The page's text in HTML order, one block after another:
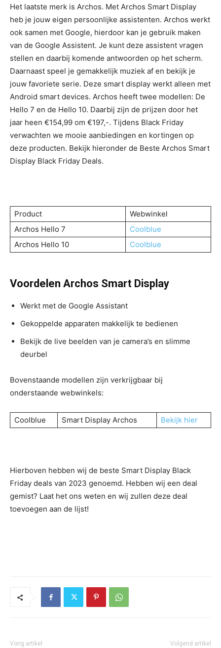
Het laatste merk is Archos. Met Archos Smart Display
heb je jouw eigen persoonlijke assistenten. Archos werkt
ook samen met Google, hierdoor kan je gebruik maken
van de Google Assistent. Je kunt deze assistent vragen
stellen en daarbij komende antwoorden op het scherm.
Daarnaast speel je gemakkelijk muziek af en bekijk je
jouw favoriete serie. Deze smart display werkt alleen met
Android smart devices. Archos heeft twee modellen: De
Hello 7 en de Hello 10. Daarbij zijn de prijzen door het
jaar heen €154,99 om €197,-. Tijdens Black Friday
verwachten we mooie aanbiedingen en kortingen op
deze producten. Bekijk hieronder de Beste Archos Smart
Display Black Friday Deals.
Product
Webwinkel
Archos Hello 7
Coolblue
Archos Hello 10
Coolblue
Voordelen Archos Smart Display
Werkt met de Google Assistant
Gekoppelde apparaten makkelijk te bedienen
Bekijk de live beelden van je camera’s en slimme
deurbel
Bovenstaande modellen zijn verkrijgbaar bij
onderstaande webwinkels:
Coolblue Smart Display Archos Bekijk hier
Hierboven hebben wij de beste Smart Display Black
Friday deals van 2023 genoemd. Hebben wij een deal
gemist? Laat het ons weten en wij zullen deze deal
toevoegen aan de lijst!
Vorig artikel Volgend artikel